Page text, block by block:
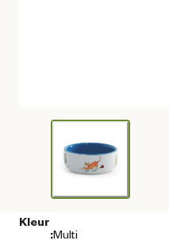
Kleur
:Multi